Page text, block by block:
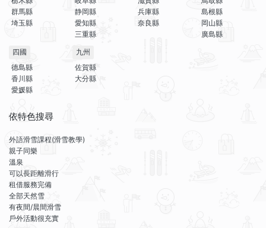
群馬縣
埼玉縣
静岡縣
愛知縣
三重縣
兵庫縣
奈良縣
島根縣
岡山縣
廣島縣
四國
德島縣
香川縣
愛媛縣
九州
佐賀縣
大分縣
依特色搜尋
外語滑雪課程(滑雪教學)
親子同樂
溫泉
可以長距離滑行
租借服務完備
全部天然雪
有夜間/晨間滑雪
戶外活動很充實